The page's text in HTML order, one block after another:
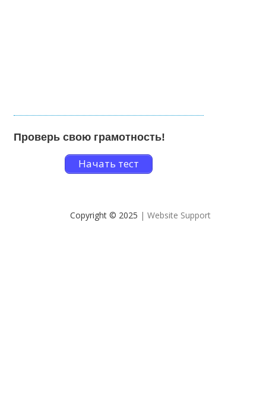
Проверь свою грамотность!
Начать тест
Copyright © 2025 | Website Support